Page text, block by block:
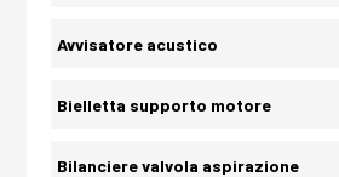
Avvisatore acustico
Bielletta supporto motore
Bilanciere valvola aspirazione